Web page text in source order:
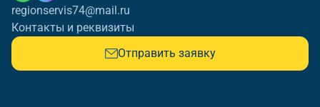
regionservis74@mail.ru
Контакты и реквизиты
Отправить заявку